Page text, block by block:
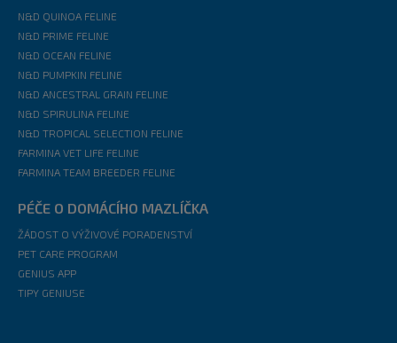
N&D QUINOA FELINE
N&D PRIME FELINE
N&D OCEAN FELINE
N&D PUMPKIN FELINE
N&D ANCESTRAL GRAIN FELINE
N&D SPIRULINA FELINE
N&D TROPICAL SELECTION FELINE
FARMINA VET LIFE FELINE
FARMINA TEAM BREEDER FELINE
PÉČE O DOMÁCÍHO MAZLÍČKA
ŽÁDOST O VÝŽIVOVÉ PORADENSTVÍ
PET CARE PROGRAM
GENIUS APP
TIPY GENIUSE